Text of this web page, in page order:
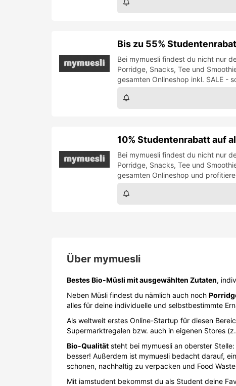
Bis zu 55%
Bei mymuesli findest du nicht nur
Porridge, Snacks, Tee und
gesamten Onlineshop inkl. SALE -
10% Studentenrabatt auf
Bei mymuesli findest du nicht nur
Porridge, Snacks, Tee und
gesamten Onlineshop und
Über mymuesli
Bestes Bio-Müsli mit ausgewählten Zutaten,
Neben Müsli findest du nämlich auch noch
alles für deine individuelle und selbstbestimmte
Als weltweit erstes Online-Startup für diesen
Supermarktregalen bzw. auch in eigenen Stores
Bio-Qualität steht bei mymuesli an oberster
besser! Außerdem ist mymuesli bedacht darauf,
schonen, nachhaltig zu verpacken und Food
Mit iamstudent bekommst du als Student deine